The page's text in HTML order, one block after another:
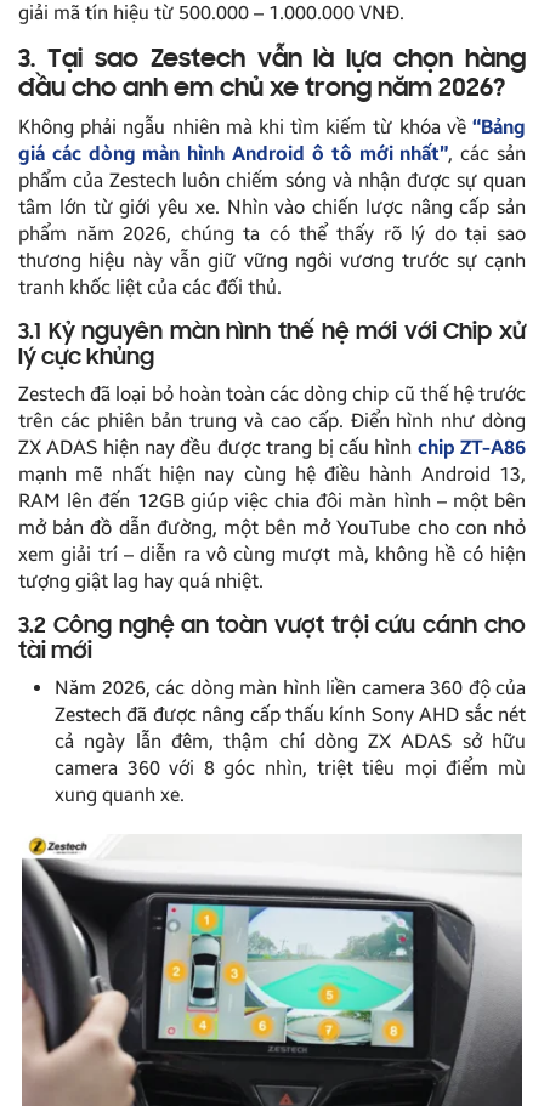
giải mã tín hiệu từ 500.000 – 1.000.000 VNĐ.
3. Tại sao Zestech vẫn là lựa chọn hàng
đầu cho anh em chủ xe trong năm 2026?
Không phải ngẫu nhiên mà khi tìm kiếm từ khóa về “Bảng
giá các dòng màn hình Android ô tô mới nhất”, các sản
phẩm của Zestech luôn chiếm sóng và nhận được sự quan
tâm lớn từ giới yêu xe. Nhìn vào chiến lược nâng cấp sản
phẩm năm 2026, chúng ta có thể thấy rõ lý do tại sao
thương hiệu này vẫn giữ vững ngôi vương trước sự cạnh
tranh khốc liệt của các đối thủ.
3.1 Kỷ nguyên màn hình thế hệ mới với Chip xử
lý cực khủng
Zestech đã loại bỏ hoàn toàn các dòng chip cũ thế hệ trước
trên các phiên bản trung và cao cấp. Điển hình như dòng
ZX ADAS hiện nay đều được trang bị cấu hình chip ZT-A86
mạnh mẽ nhất hiện nay cùng hệ điều hành Android 13,
RAM lên đến 12GB giúp việc chia đôi màn hình – một bên
mở bản đồ dẫn đường, một bên mở YouTube cho con nhỏ
xem giải trí – diễn ra vô cùng mượt mà, không hề có hiện
tượng giật lag hay quá nhiệt.
3.2 Công nghệ an toàn vượt trội cứu cánh cho
tài mới
Năm 2026, các dòng màn hình liền camera 360 độ của
Zestech đã được nâng cấp thấu kính Sony AHD sắc nét
cả ngày lẫn đêm, thậm chí dòng ZX ADAS sở hữu
camera 360 với 8 góc nhìn, triệt tiêu mọi điểm mù
xung quanh xe.